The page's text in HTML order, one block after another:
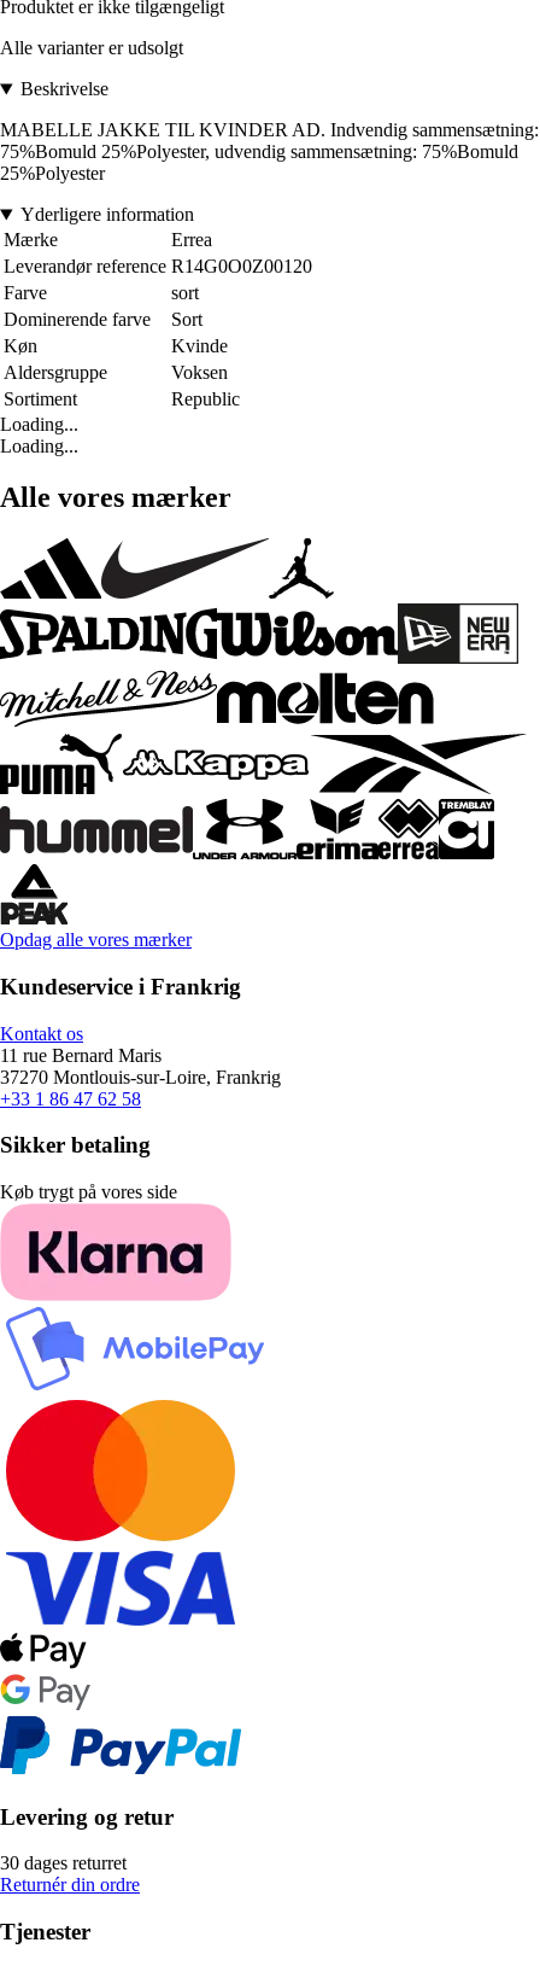
Produktet er ikke tilgængeligt
Alle varianter er udsolgt
Beskrivelse
MABELLE JAKKE TIL KVINDER AD. Indvendig sammensætning:
75%Bomuld 25%Polyester, udvendig sammensætning: 75%Bomuld
25%Polyester
Yderligere information
Mærke
Errea
Leverandør reference R14G0O0Z00120
Farve
sort
Dominerende farve
Sort
Køn
Kvinde
Aldersgruppe
Voksen
Sortiment
Republic
Loading...
Loading...
Alle vores mærker
Opdag alle vores mærker
Kundeservice i Frankrig
Kontakt os
11 rue Bernard Maris
37270 Montlouis-sur-Loire, Frankrig
+33 1 86 47 62 58
Sikker betaling
Køb trygt på vores side
Levering og retur
30 dages returret
Returnér din ordre
Tjenester